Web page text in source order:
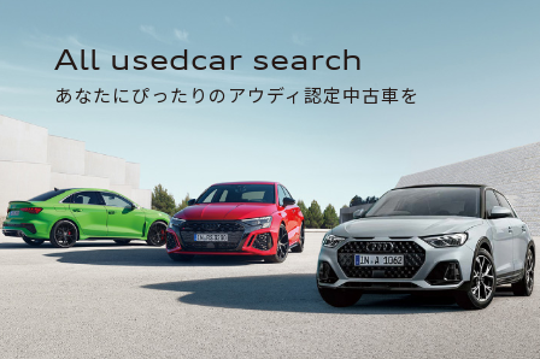
all usedcar search
あなたにぴったりのアウディ認定中古車を